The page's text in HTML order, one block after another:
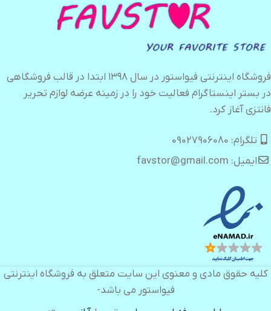
فروشگاه اینترنتی فیواستور در سال ۱۳۹۸ ابتدا در قالب فروشگاهی
در بستر اینستاگرام فعالیت خود را در زمینه عرضه لوازم تحریر
فانتزی آغاز کرد.
تلگرام: 09027906080
ایمیل: favstor@gmail.com
کلیه حقوق مادی و معنوی این سایت متعلق به فروشگاه اینترنتی
فیواستور می باشد-